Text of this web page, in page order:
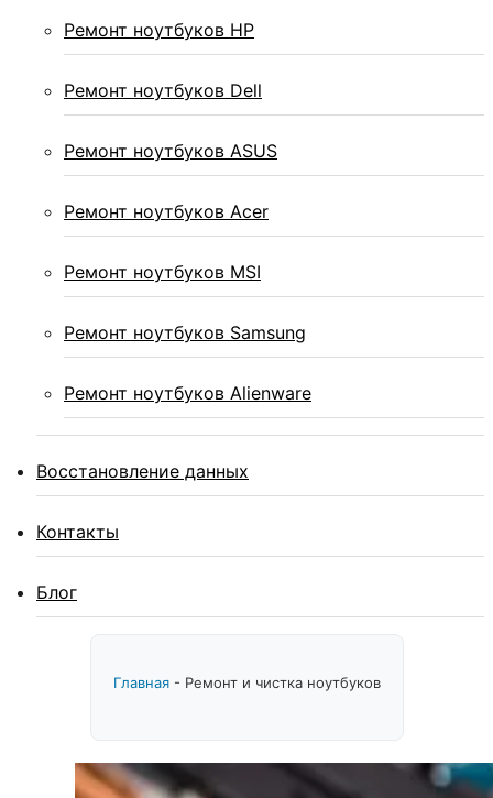
Ремонт ноутбуков HP
Ремонт ноутбуков Dell
Ремонт ноутбуков ASUS
Ремонт ноутбуков Acer
Ремонт ноутбуков MSI
Ремонт ноутбуков Samsung
Ремонт ноутбуков Alienware
Восстановление данных
Контакты
Блог
Главная- Ремонт и чистка ноутбуков